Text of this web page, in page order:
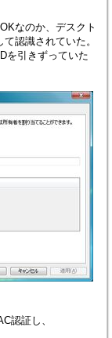
なのか、デスクト
認識されていた。
を引きずっていた
認証し、